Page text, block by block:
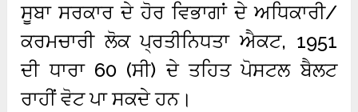
ਸੂਬਾ ਸਰਕਾਰ ਦੇ ਹੋਰ ਵਿਭਾਗਾਂ ਦੇ ਅਧਿਕਾਰੀ/
ਕਰਮਚਾਰੀ ਲੋਕ ਪ੍ਰਤੀਨਿਧਤਾ ਐਕਟ, 1951
ਦੀ ਧਾਰਾ 60 (ਸੀ) ਦੇ ਤਹਿਤ ਪੋਸਟਲ ਬੈਲਟ
ਰਾਹੀਂ ਵੋਟ ਪਾ ਸਕਦੇ ਹਨ।